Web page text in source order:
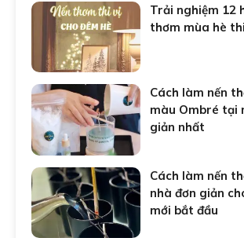
Trải nghiệm 12
thơm mùa hè
Cách làm nến
màu Ombré tại
giản nhất
Cách làm nến
nhà đơn giản
mới bắt đầu